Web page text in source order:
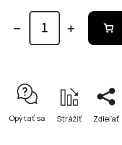
Opýtať sa Strážiť Zdieľať